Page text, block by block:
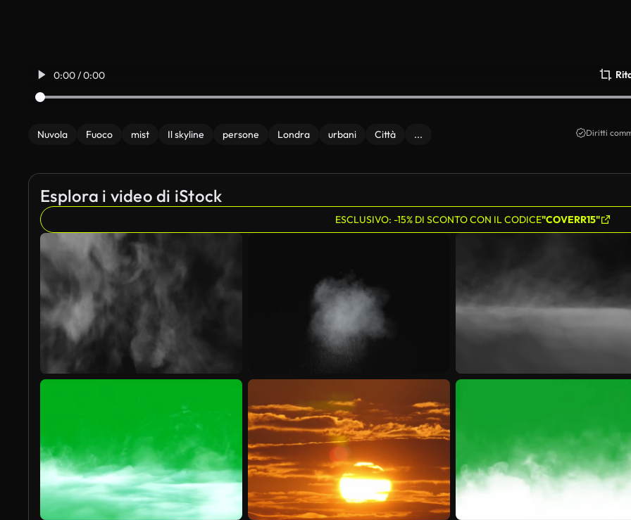
0:00 / 0:00
Nuvola Fuoco mist Il skyline persone Londra urbani Città ... Diritti
Esplora i video di iStock
ESCLUSIVO: -15% DI SCONTO CON IL CODICE"COVERR15"